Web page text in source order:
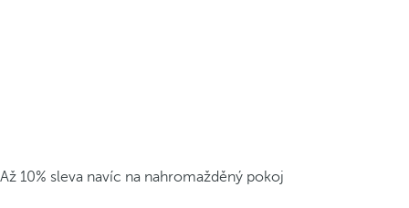
Až 10% sleva navíc na nahromažděný pokoj